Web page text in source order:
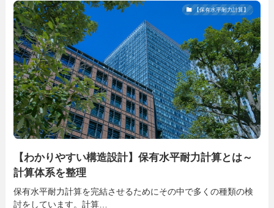
【保有水平耐力計算】
【わかりやすい構造設計】保有水平耐力計算とは～
計算体系を整理
保有水平耐力計算を完結させるためにその中で多くの種類の検
討をしています。計算…